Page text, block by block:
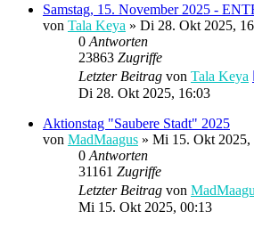
Samstag, 15. November 2025 -
von Tala Keya » Di 28. Okt 2025,
0 Antworten
23863 Zugriffe
Letzter Beitrag von Tala Keya
Di 28. Okt 2025, 16:03
Aktionstag "Saubere Stadt" 2025
von MadMaagus » Mi 15. Okt 2025,
0 Antworten
31161 Zugriffe
Letzter Beitrag von
Mi 15. Okt 2025, 00:13